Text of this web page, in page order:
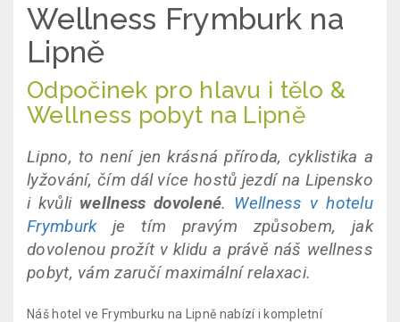
Wellness Frymburk na
Lipně
Odpočinek pro hlavu i tělo &
Wellness pobyt na Lipně
Lipno, to není jen krásná příroda, cyklistika a
lyžování, čím dál více hostů jezdí na Lipensko
i kvůli wellness dovolené. Wellness v hotelu
Frymburkje tím pravým způsobem, jak
dovolenou prožít v klidu a právě náš wellness
pobyt, vám zaručí maximální relaxaci.
Náš hotel ve Frymburku na Lipně nabízí i kompletní